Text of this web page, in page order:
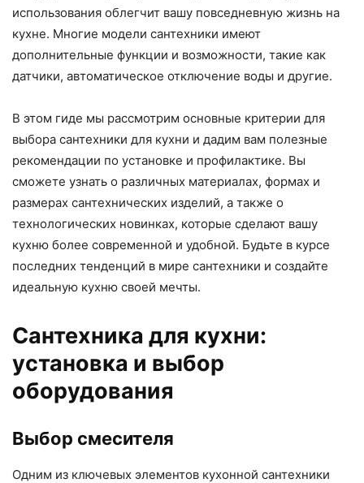
использования облегчит вашу повседневную жизнь на
кухне. Многие модели сантехники имеют
дополнительные функции и возможности, такие как
датчики, автоматическое отключение воды и другие.
В этом гиде мы рассмотрим основные критерии для
выбора сантехники для кухни и дадим вам полезные
рекомендации по установке и профилактике. Вы
сможете узнать о различных материалах, формах и
размерах сантехнических изделий, а также о
технологических новинках, которые сделают вашу
кухню более современной и удобной. Будьте в курсе
последних тенденций в мире сантехники и создайте
идеальную кухню своей мечты.
Сантехника для кухни:
установка и выбор
оборудования
Выбор смесителя
Одним из ключевых элементов кухонной сантехники